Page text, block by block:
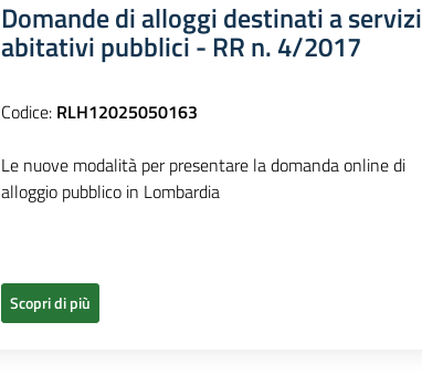
Domande di alloggi destinati a servizi
abitativi pubblici - RR n. 4/2017
Codice: RLH12025050163
Le nuove modalità per presentare la domanda online di
alloggio pubblico in Lombardia
Scopri di più